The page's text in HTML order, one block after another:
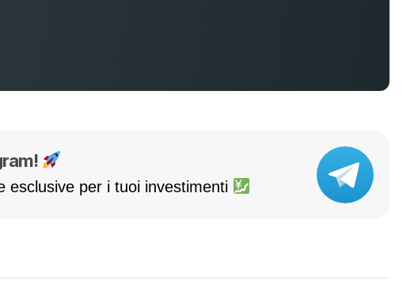
esclusive per i tuoi investimenti